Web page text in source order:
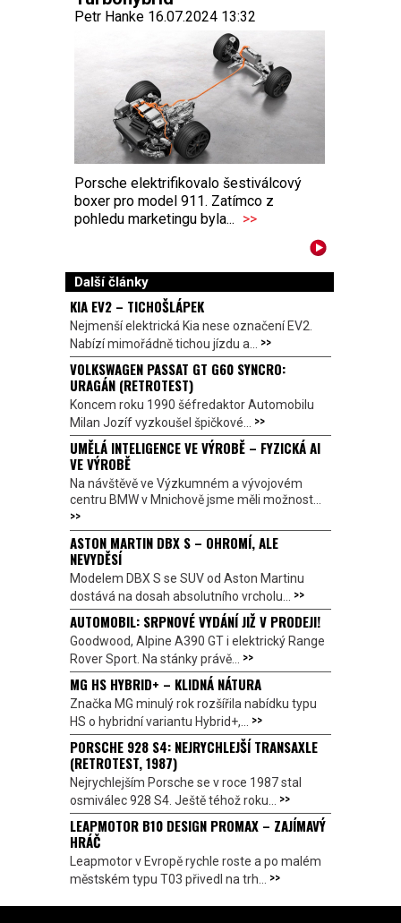
Petr Hanke 16.07.2024 13:32
Porsche elektrifikovalo šestiválcový
boxer pro model 911. Zatímco z
pohledu marketingu byla... >>
Další články
KIA EV2 – TICHOŠLÁPEK
Nejmenší elektrická Kia nese označení EV2.
Nabízí mimořádně tichou jízdu a... >>
VOLKSWAGEN PASSAT GT G60 SYNCRO:
URAGÁN (RETROTEST)
Koncem roku 1990 šéfredaktor Automobilu
Milan Jozíf vyzkoušel špičkové... >>
UMĚLÁ INTELIGENCE VE VÝROBĚ – FYZICKÁ AI
VE VÝROBĚ
Na návštěvě ve Výzkumném a vývojovém
centru BMW v Mnichově jsme měli možnost...
>>
ASTON MARTIN DBX S – OHROMÍ, ALE
NEVYDĚSÍ
Modelem DBX S se SUV od Aston Martinu
dostává na dosah absolutního vrcholu... >>
AUTOMOBIL: SRPNOVÉ VYDÁNÍ JIŽ V PRODEJI!
Goodwood, Alpine A390 GT i elektrický Range
Rover Sport. Na stánky právě... >>
MG HS HYBRID+ – KLIDNÁ NÁTURA
Značka MG minulý rok rozšířila nabídku typu
HS o hybridní variantu Hybrid+,... >>
PORSCHE 928 S4: NEJRYCHLEJŠÍ TRANSAXLE
(RETROTEST, 1987)
Nejrychlejším Porsche se v roce 1987 stal
osmiválec 928 S4. Ještě téhož roku... >>
LEAPMOTOR B10 DESIGN PROMAX – ZAJÍMAVÝ
HRÁČ
Leapmotor v Evropě rychle roste a po malém
městském typu T03 přivedl na trh... >>